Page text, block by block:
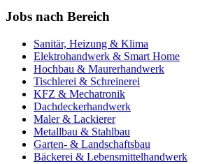
Jobs nach Bereich
Sanitär, Heizung & Klima
Elektrohandwerk & Smart Home
Hochbau & Maurerhandwerk
Tischlerei & Schreinerei
KFZ & Mechatronik
Dachdeckerhandwerk
Maler & Lackierer
Metallbau & Stahlbau
Garten- & Landschaftsbau
Bäckerei & Lebensmittelhandwerk